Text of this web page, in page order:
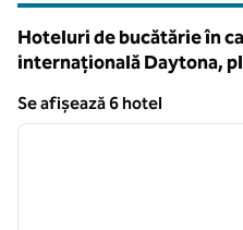
Hoteluri de bucătărie în
internațională Daytona,
Se afișează 6 hotel
Se afișează 6 hotel
1 din 12